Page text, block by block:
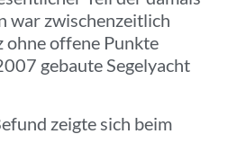
war zwischenzeitlich
ohne offene Punkte
gebaute Segelyacht
zeigte sich beim